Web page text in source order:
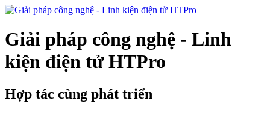
Giải pháp công nghệ - Linh
kiện điện tử HTPro
Hợp tác cùng phát triển